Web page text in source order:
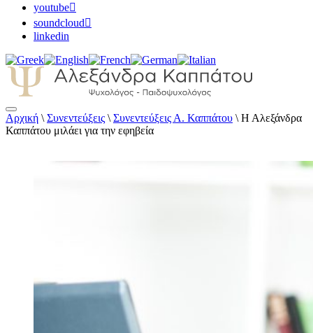
youtube
soundcloud
linkedin
Αλεξάνδρα Καππάτου Ψυχολόγος –
Παιδοψυχολόγος
Αρχική \ Συνεντεύξεις \ Συνεντεύξεις Α. Καππάτου \ Η Αλεξάνδρα
Καππάτου μιλάει για την εφηβεία